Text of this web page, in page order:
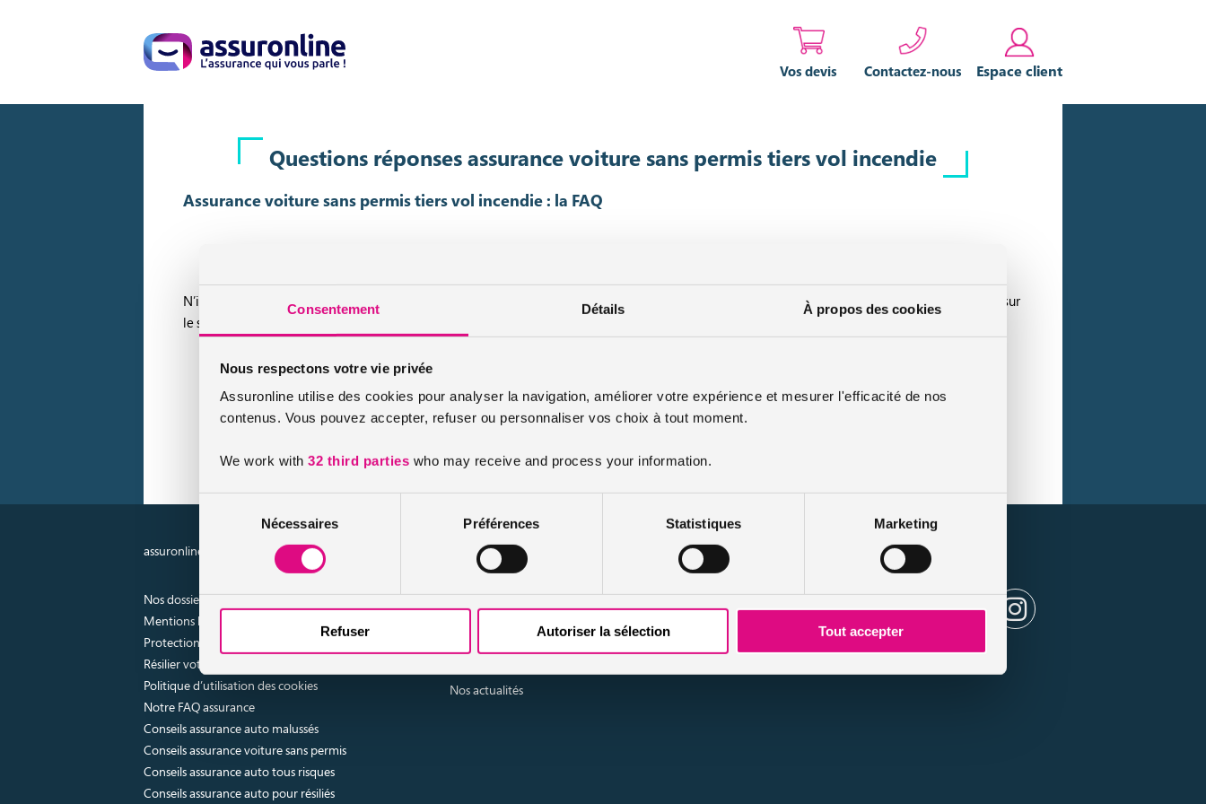
Consentement Détails À propos des cookies
Nous respectons votre vie privée
Assuronline utilise des cookies pour analyser la navigation, améliorer votre expérience et mesurer l'efficacité de nos
contenus. Vous pouvez accepter, refuser ou personnaliser vos choix à tout moment.
We work with 32 third parties who may receive and process your information.
Sélection
consentement
Nécessaires Préférences Statistiques Marketing
Refuser Autoriser la sélection Tout accepter
Vos devis Contactez-nous Espace client
Questions réponses assurance voiture sans permis tiers vol incendie
Assurance voiture sans permis tiers vol incendie : la FAQ
N’ignorez plus rien de l’assurance voiture sans permis et son assurance avec cette foire aux questions qui répondra à toutes vos interrogations sur
le sujet.
immédiatement ?
assuronline.com est édité par AssurOne Group, courtier grossiste sur internet spécialisé en IARD et en assurances de personnes
Nos dossiers
Mentions légales
Protection des données
Résilier votre contrat
Politique d’utilisation des cookies
Notre FAQ assurance
Conseils assurance auto malussés
Conseils assurance voiture sans permis
Conseils assurance auto tous risques
Conseils assurance auto pour résiliés
Infos et conseils assurance auto
Nos actualités